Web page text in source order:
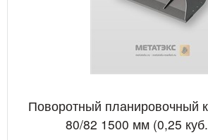
Поворотный планировочный
80/82 1500 мм (0,25